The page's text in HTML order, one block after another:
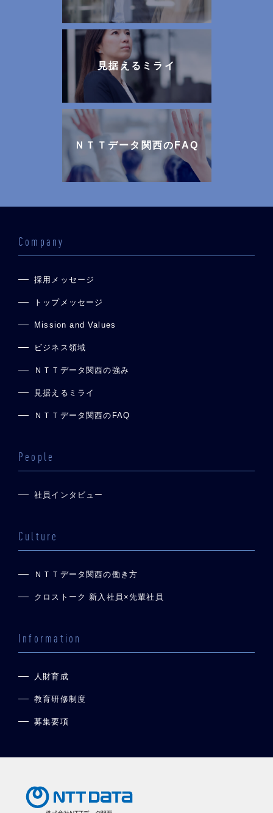
見据えるミライ
ＮＴＴデータ関西のFAQ
Company
採用メッセージ
トップメッセージ
Mission and Values
ビジネス領域
ＮＴＴデータ関西の強み
見据えるミライ
ＮＴＴデータ関西のFAQ
People
社員インタビュー
Culture
ＮＴＴデータ関西の働き方
クロストーク 新入社員×先輩社員
Information
人財育成
教育研修制度
募集要項